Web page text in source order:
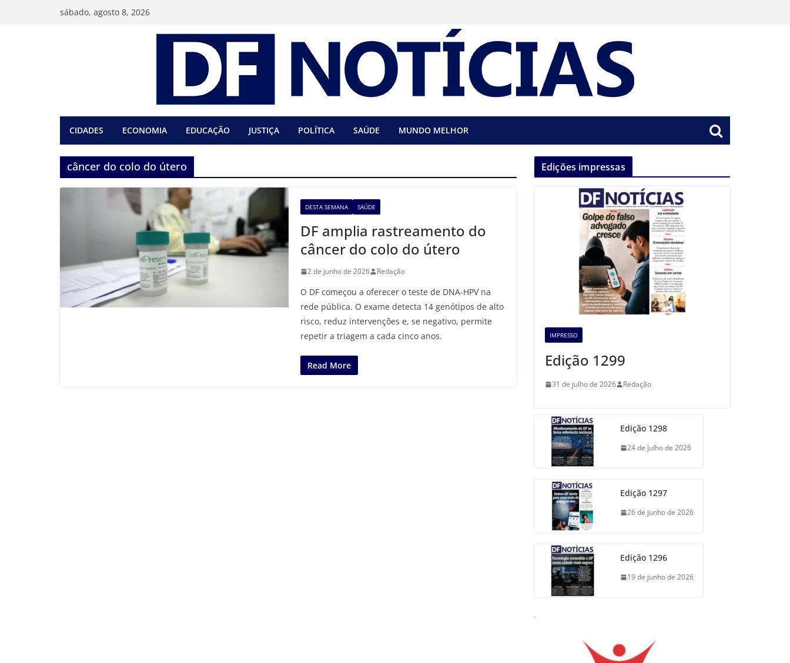
sábado, agosto 8, 2026
CIDADES ECONOMIA EDUCAÇÃO JUSTIÇA POLÍTICA SAÚDE MUNDO MELHOR
câncer do colo do útero
DESTA SEMANA SAÚDE
DF amplia rastreamento do
câncer do colo do útero
2 de junho de 2026 Redação
O DF começou a oferecer o teste de DNA-HPV na
rede pública. O exame detecta 14 genótipos de alto
risco, reduz intervenções e, se negativo, permite
repetir a triagem a cada cinco anos.
Read More
Edições impressas
IMPRESSO
Edição 1299
31 de julho de 2026 Redação
Edição 1298
24 de julho de 2026
Edição 1297
26 de junho de 2026
Edição 1296
19 de junho de 2026